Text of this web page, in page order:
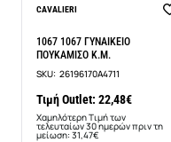
-29%
CAVALIERI
1067 1067 ΓΥΝΑΙΚΕΙΟ
ΠΟΥΚΑΜΙΣΟ Κ.Μ.
SKU: 26196170A4711
Τιμή Outlet: 22,48€
Χαμηλότερη Τιμή των
τελευταίων 30 ημερών πριν τη
μείωση: 31,47€